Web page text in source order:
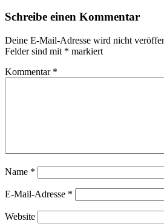
Schreibe einen Kommentar
Deine E-Mail-Adresse wird nicht
Felder sind mit * markiert
Kommentar *
Name *
E-Mail-Adresse *
Website